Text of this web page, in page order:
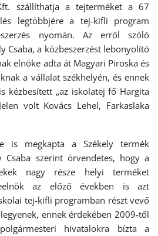
szállíthatja a tejterméket a 67
legtöbbjére a tej-kifli program
nyomán. Az erről szóló
Csaba, a közbeszerzést lebonyolító
elnöke adta át Magyari Piroska és
a vállalat székhelyén, és ennek
kézbesített „az iskolatej fő Hargita
volt Kovács Lehel, Farkaslaka
is megkapta a Székely termék
Csaba szerint örvendetes, hogy a
nagy része helyi terméket
az előző években is azt
tej-kifli programban részt vevő
ennek érdekében 2009-től
hivatalokra bízta a